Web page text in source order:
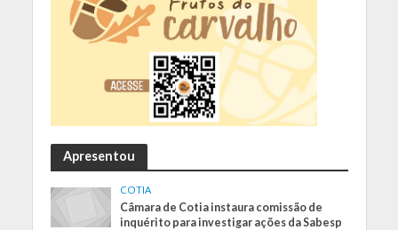
Apresentou
COTIA
Câmara de Cotia instaura comissão de
inquérito para investigar ações da Sabesp